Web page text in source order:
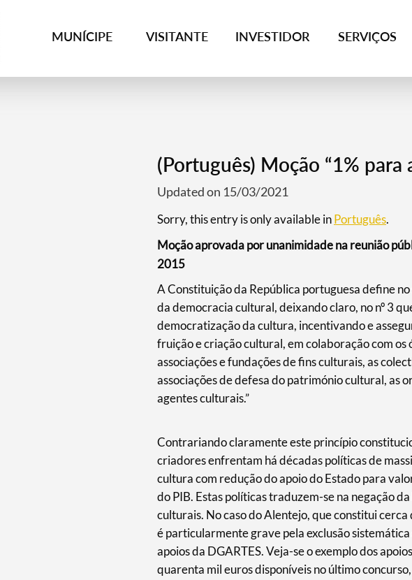
MUNÍCIPE VISITANTE INVESTIDOR SERVIÇOS
(Português) Moção “1% para
Updated on 15/03/2021
Sorry, this entry is only available inPortuguês.
Moção aprovada por unanimidade na reunião
2015
A Constituição da República portuguesa define
da democracia cultural, deixando claro, no nº 3
democratização da cultura, incentivando e
fruição e criação cultural, em colaboração com os
associações e fundações de fins culturais, as
associações de defesa do património cultural, as
agentes culturais.”
Contrariando claramente este princípio
criadores enfrentam há décadas políticas de
cultura com redução do apoio do Estado para
do PIB. Estas políticas traduzem-se na negação
culturais. No caso do Alentejo, que constitui
é particularmente grave pela exclusão
apoios da DGARTES. Veja-se o exemplo dos
quarenta mil euros disponíveis no último